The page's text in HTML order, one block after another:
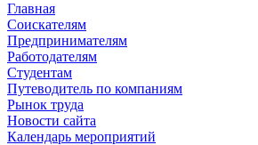
Главная
Соискателям
Предпринимателям
Работодателям
Студентам
Путеводитель по компаниям
Рынок труда
Новости сайта
Календарь мероприятий